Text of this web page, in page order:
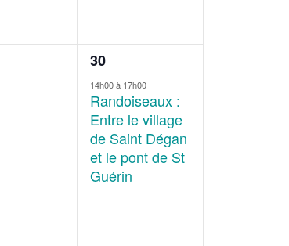
1
évènement,
30
14h00à 17h00
Randoiseaux :
Entre le village
de Saint Dégan
et le pont de St
Guérin